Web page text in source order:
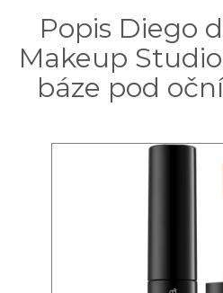
Popis Diego
Makeup
báze pod